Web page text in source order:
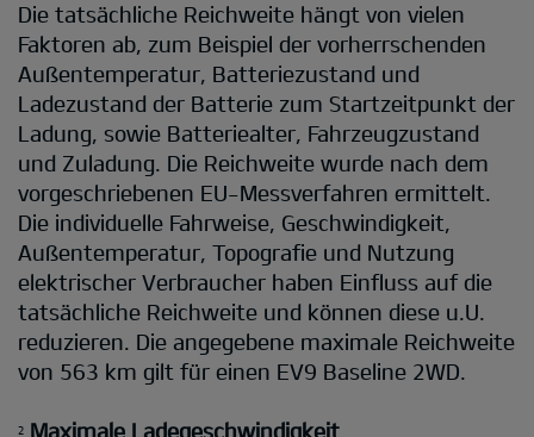
Die tatsächliche Reichweite hängt von vielen
Faktoren ab, zum Beispiel der vorherrschenden
Außentemperatur, Batteriezustand und
Ladezustand der Batterie zum Startzeitpunkt der
Ladung, sowie Batteriealter, Fahrzeugzustand
und Zuladung. Die Reichweite wurde nach dem
vorgeschriebenen EU-Messverfahren ermittelt.
Die individuelle Fahrweise, Geschwindigkeit,
Außentemperatur, Topografie und Nutzung
elektrischer Verbraucher haben Einfluss auf die
tatsächliche Reichweite und können diese u.U.
reduzieren. Die angegebene maximale Reichweite
von 563 km gilt für einen EV9 Baseline 2WD.
2 Maximale Ladegeschwindigkeit